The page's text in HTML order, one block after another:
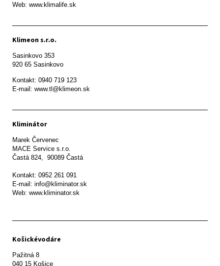
Web: www.klimalife.sk
Klimeon s.r.o.
Sasinkovo 353
920 65 Sasinkovo
Kontakt: 0940 719 123
E-mail: www.tl@klimeon.sk
Kliminátor
Marek Červenec
MACE Service s.r.o.
Častá 824,  90089 Častá
Kontakt: 0952 261 091
E-mail: info@kliminator.sk
Web: www.kliminator.sk
Košickévodáre
Pažitná 8